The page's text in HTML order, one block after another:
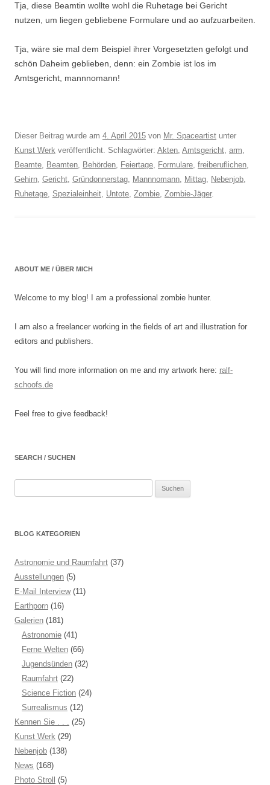
Tja, diese Beamtin wollte wohl die Ruhetage bei Gericht
nutzen, um liegen gebliebene Formulare und ao aufzuarbeiten.
Tja, wäre sie mal dem Beispiel ihrer Vorgesetzten gefolgt und
schön Daheim geblieben, denn: ein Zombie ist los im
Amtsgericht, mannnomann!
Dieser Beitrag wurde am 4. April 2015 von Mr. Spaceartist unter
Kunst Werk veröffentlicht. Schlagwörter: Akten, Amtsgericht, arm,
Beamte, Beamten, Behörden, Feiertage, Formulare, freiberuflichen,
Gehirn, Gericht, Gründonnerstag, Mannnomann, Mittag, Nebenjob,
Ruhetage, Spezialeinheit, Untote, Zombie, Zombie-Jäger.
ABOUT ME / ÜBER MICH
Welcome to my blog! I am a professional zombie hunter.
I am also a freelancer working in the fields of art and illustration for
editors and publishers.
You will find more information on me and my artwork here: ralf-
schoofs.de
Feel free to give feedback!
SEARCH / SUCHEN
BLOG KATEGORIEN
Astronomie und Raumfahrt (37)
Ausstellungen (5)
E-Mail Interview(11)
Earthporn (16)
Galerien (181)
Astronomie (41)
Ferne Welten (66)
Jugendsünden (32)
Raumfahrt (22)
Science Fiction (24)
Surrealismus (12)
Kennen Sie . . . (25)
Kunst Werk (29)
Nebenjob (138)
News (168)
Photo Stroll
(5)